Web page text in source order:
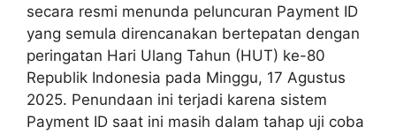
secara resmi menunda peluncuran Payment ID
yang semula direncanakan bertepatan dengan
peringatan Hari Ulang Tahun (HUT) ke-80
Republik Indonesia pada Minggu, 17 Agustus
2025. Penundaan ini terjadi karena sistem
Payment ID saat ini masih dalam tahap uji coba